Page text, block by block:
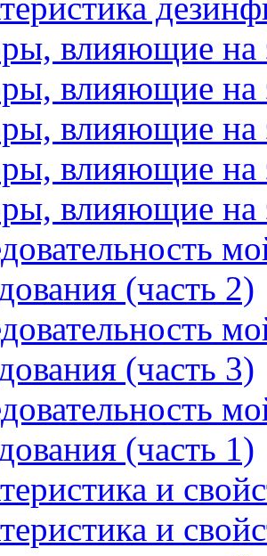
влияющие на
влияющие на
влияющие на
влияющие на
влияющие на
(часть 2)
(часть 3)
(часть 1)
и
и